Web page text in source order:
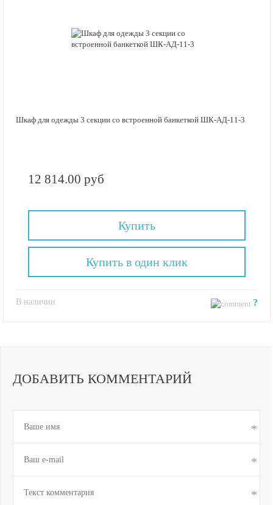
Шкаф для одежды 3 секции со встроенной банкеткой ШК-АД-11-3
12 814.00 руб
Купить
В наличии ?
Купить в один клик
ДОБАВИТЬ КОММЕНТАРИЙ